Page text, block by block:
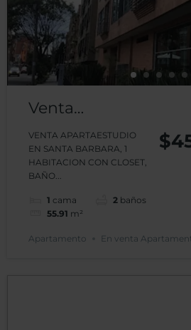
Venta
Apartaestudio
503 Edificio
Ejecutivo Plaza
Santa Barbara
VENTA APARTAESTUDIO
EN SANTA BARBARA, 1
HABITACION CON CLOSET,
BAÑO...
1 cama 2 baños
55.91 m²
Apartamento En venta